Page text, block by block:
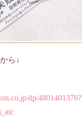
ら↓
dp/4801401376?